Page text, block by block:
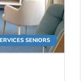
SENIORS